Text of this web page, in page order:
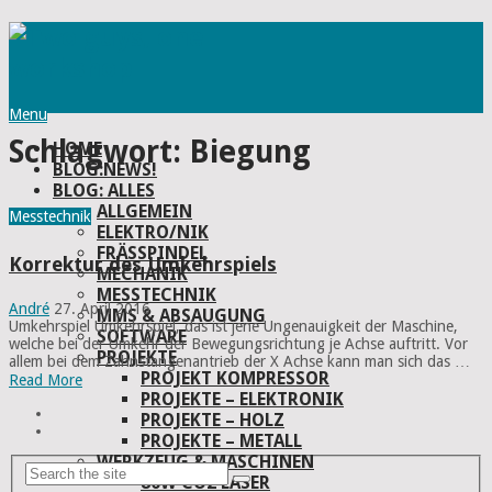
Menu
HOME
BLOG:NEWS!
BLOG: ALLES
ALLGEMEIN
ELEKTRO/NIK
FRÄSSPINDEL
MECHANIK
MESSTECHNIK
MMS & ABSAUGUNG
SOFTWARE
PROJEKTE
PROJEKT KOMPRESSOR
PROJEKTE – ELEKTRONIK
PROJEKTE – HOLZ
PROJEKTE – METALL
WERKZEUG & MASCHINEN
80W CO2 LASER
Schlagwort: Biegung
Messtechnik
Korrektur des Umkehrspiels
André 27. April 2016
Umkehrspiel Umkehrspiel, das ist jene Ungenauigkeit der Maschine,
welche bei der Umkehr der Bewegungsrichtung je Achse auftritt. Vor
allem bei dem Zahnstangenantrieb der X Achse kann man sich das …
Read More